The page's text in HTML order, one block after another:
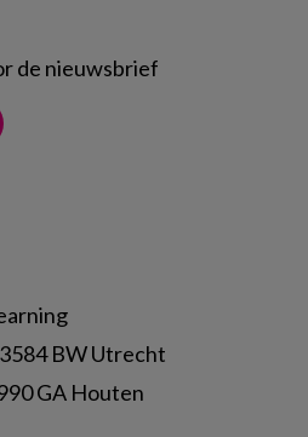
de nieuwsbrief
BW Utrecht
GA Houten